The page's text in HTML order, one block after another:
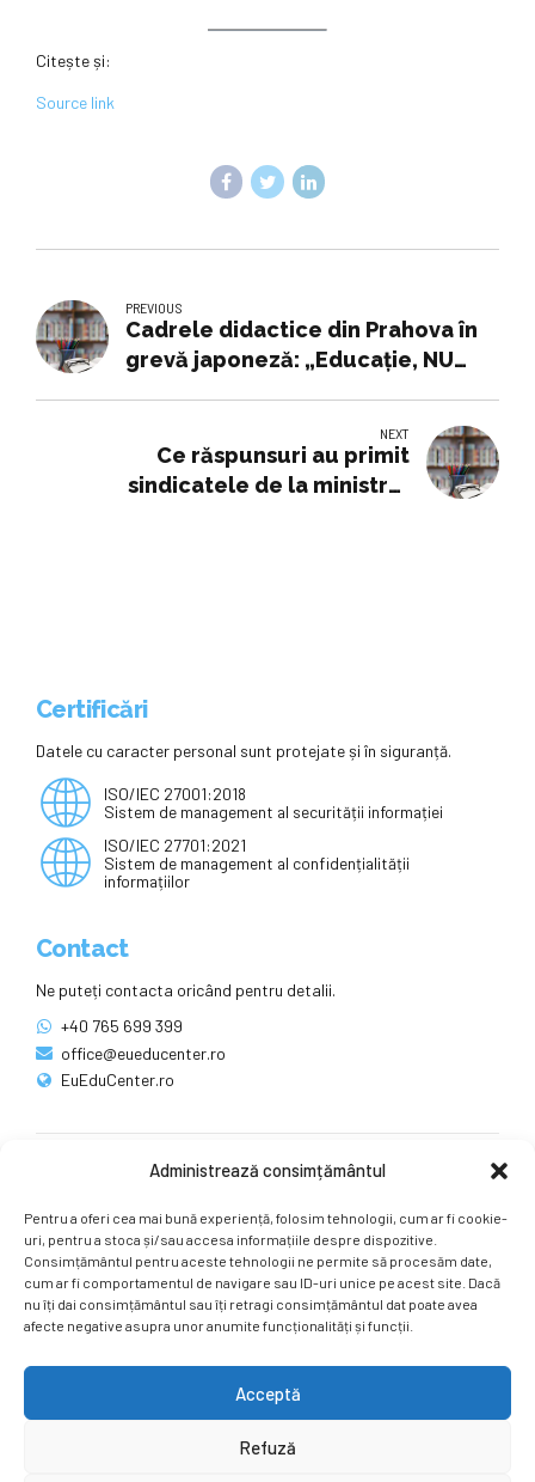
Administrează consimțământul
Pentru a oferi cea mai bună experiență, folosim tehnologii, cum ar fi cookie-
uri, pentru a stoca și/sau accesa informațiile despre dispozitive.
Consimțământul pentru aceste tehnologii ne permite să procesăm date,
cum ar fi comportamentul de navigare sau ID-uri unice pe acest site. Dacă
nu îți dai consimțământul sau îți retragi consimțământul dat poate avea
afecte negative asupra unor anumite funcționalități și funcții.
Acceptă
Refuză
Citește și:
Source link
PREVIOUS
Cadrele didactice din Prahova în
grevă japoneză: „Educație, NU
NEXT
Ce răspunsuri au primit
sindicatele de la ministrul
Certificări
Datele cu caracter personal sunt protejate și în siguranță.
ISO/IEC 27001:2018
Sistem de management al securității informației
ISO/IEC 27701:2021
Sistem de management al confidențialității
informațiilor
Contact
Ne puteți contacta oricând pentru detalii.
+40 765 699 399
office@eueducenter.ro
EuEduCenter.ro
Ne puteți găsi și pe rețelele sociale.